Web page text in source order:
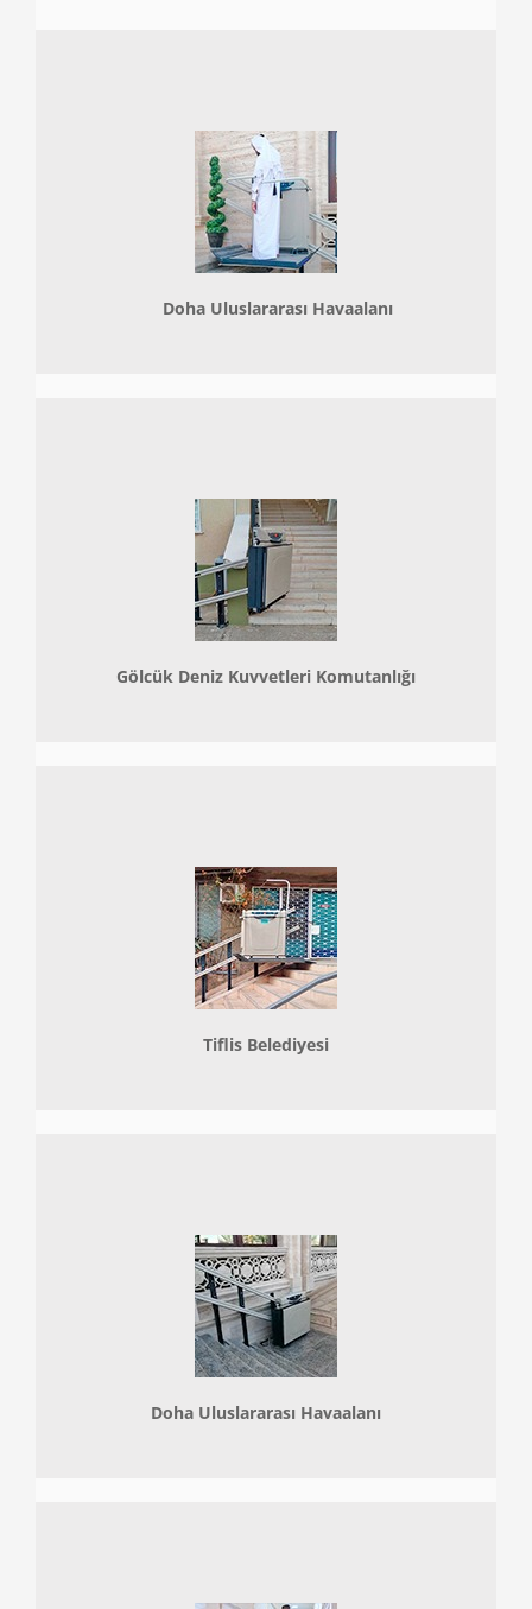
Doha Uluslararası Havaalanı
Gölcük Deniz Kuvvetleri Komutanlığı
Tiflis Belediyesi
Doha Uluslararası Havaalanı